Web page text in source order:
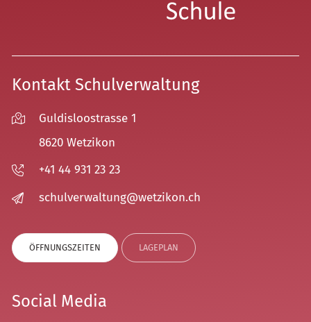
Kontakt Schulverwaltung
Guldisloostrasse 1
8620 Wetzikon
+41 44 931 23 23
sch lv rw lt ng w tz k n ch
ÖFFNUNGSZEITEN LAGEPLAN
Social Media